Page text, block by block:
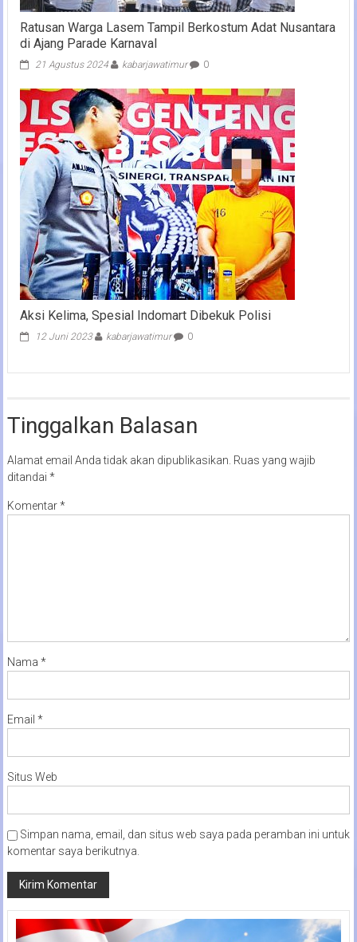
Ratusan Warga Lasem Tampil Berkostum Adat Nusantara
di Ajang Parade Karnaval
21 Agustus 2024 kabarjawatimur 0
Aksi Kelima, Spesial Indomart Dibekuk Polisi
12 Juni 2023 kabarjawatimur 0
Tinggalkan Balasan
Alamat email Anda tidak akan dipublikasikan. Ruas yang wajib
ditandai *
Komentar*
Nama *
Email *
Situs Web
Simpan nama, email, dan situs web saya pada peramban ini untuk
komentar saya berikutnya.